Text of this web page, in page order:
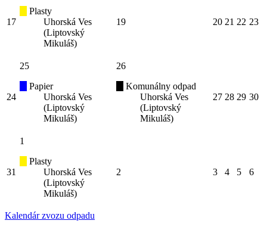
17
Plasty
Uhorská Ves
(Liptovský
Mikuláš)
19 20 21 22 23
24
25
Papier
Uhorská Ves
(Liptovský
Mikuláš)
26
Komunálny odpad
Uhorská Ves
(Liptovský
Mikuláš)
27 28 29 30
31
1
Plasty
Uhorská Ves
(Liptovský
Mikuláš)
2 3 4 5 6
Kalendár zvozu odpadu